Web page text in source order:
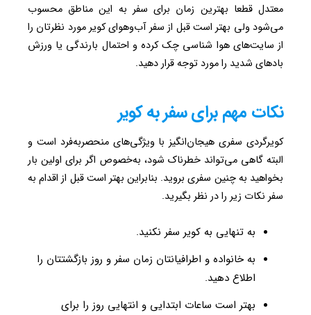
معتدل قطعا بهترین زمان برای سفر به این مناطق محسوب
می‌شود ولی بهتر است قبل از سفر آب‌وهوای کویر مورد نظرتان را
از سایت‌های هوا شناسی چک کرده و احتمال بارندگی یا ورزش
بادهای شدید را مورد توجه قرار دهید.
نکات مهم برای سفر به کویر
کویرگردی سفری هیجان‌انگیز با ویژگی‌های منحصربه‌فرد است و
البته گاهی می‌تواند خطرناک شود، به‌خصوص اگر برای اولین بار
بخواهید به چنین سفری بروید. بنابراین بهتر است قبل از اقدام به
سفر نکات زیر را در نظر بگیرید.
به تنهایی به کویر سفر نکنید.
به خانواده و اطرافیانتان زمان سفر و روز بازگشتتان را
اطلاع دهید.
بهتر است ساعات ابتدایی و انتهایی روز را برای